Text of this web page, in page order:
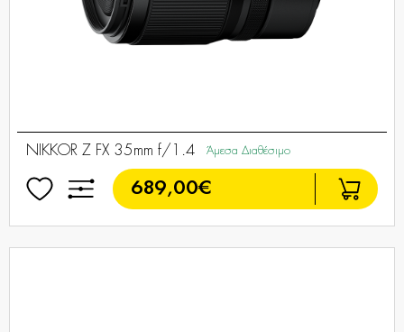
NIKKOR Z FX 35mm f/1.4 Άμεσα Διαθέσιμο
689,00€